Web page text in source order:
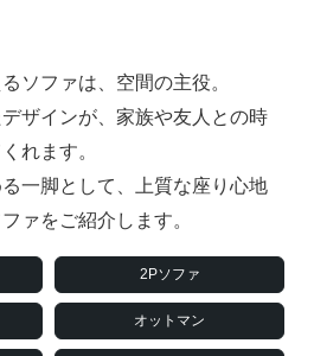
ソファは、空間の主役。
ザインが、家族や友人との時
れます。
一脚として、上質な座り心地
ァをご紹介します。
2Pソファ
オットマン